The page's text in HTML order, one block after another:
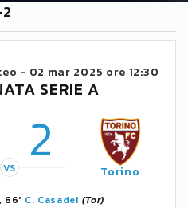
- 02 mar 2025 ore 12:30
SERIE A
2
VS Torino
, 66' C. Casadei (Tor)